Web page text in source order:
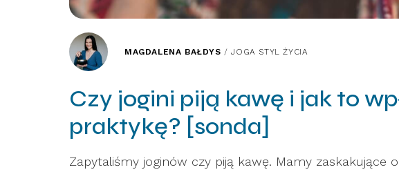
MAGDALENA BAŁDYS /JOGA STYL ŻYCIA
Czy jogini piją kawę i jak to
praktykę? [sonda]
Zapytaliśmy joginów czy piją kawę. Mamy zaskakujące